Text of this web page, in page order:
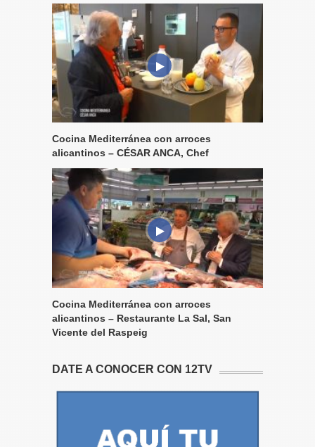
Cocina Mediterránea con arroces
alicantinos – CÉSAR ANCA, Chef
Cocina Mediterránea con arroces
alicantinos – Restaurante La Sal, San
Vicente del Raspeig
DATE A CONOCER CON 12TV